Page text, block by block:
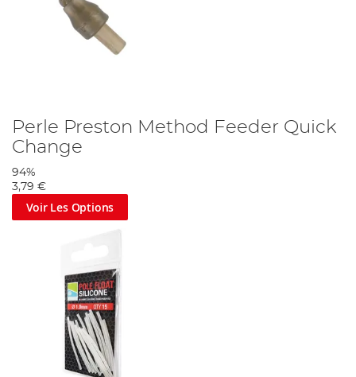
Perle Preston Method Feeder Quick
Change
94%
3,79 €
Voir Les Options